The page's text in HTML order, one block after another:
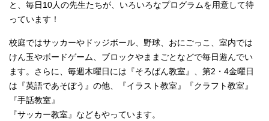
と、毎日10人の先生たちが、いろいろなプログラムを用意して待
っています！
校庭ではサッカーやドッジボール、野球、おにごっこ、室内では
けん玉やボードゲーム、ブロックやままごとなどで毎日遊んでい
ます。さらに、毎週木曜日には『そろばん教室』、第2・4金曜日
は『英語であそぼう』の他、『イラスト教室』『クラフト教室』
『手話教室』
『サッカー教室』などもやっています。